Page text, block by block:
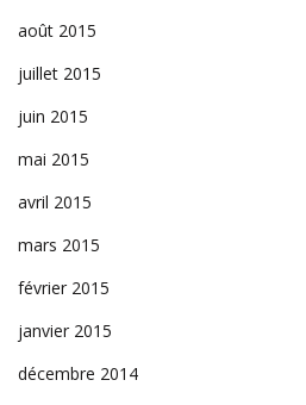
août 2015
juillet 2015
juin 2015
mai 2015
avril 2015
mars 2015
février 2015
janvier 2015
décembre 2014